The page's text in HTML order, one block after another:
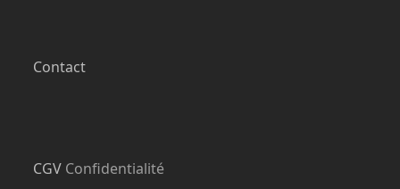
Contact
CGV Confidentialité